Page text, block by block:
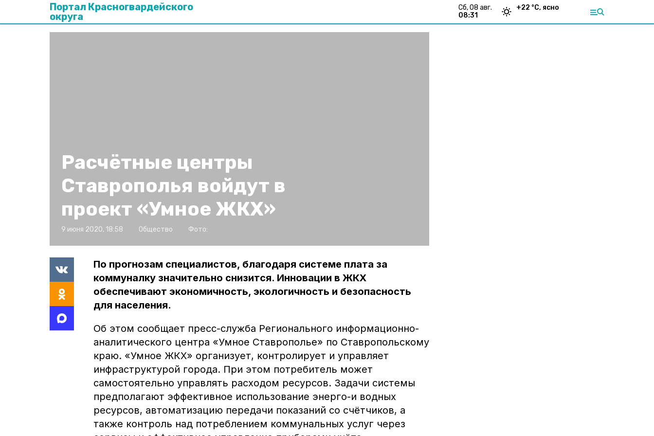
Портал Красногвардейского
округа
сб, 08 авг.
08:31
+22 °С, ясно
Расчётные центры
Ставрополья войдут в
проект «Умное ЖКХ»
9 июня 2020, 18:58 Общество Фото:
По прогнозам специалистов, благодаря системе плата за
коммуналку значительно снизится. Инновации в ЖКХ
обеспечивают экономичность, экологичность и безопасность
для населения.
Об этом сообщает пресс-служба Регионального информационно-
аналитического центра «Умное Ставрополье» по Ставропольскому
краю. «Умное ЖКХ» организует, контролирует и управляет
инфраструктурой города. При этом потребитель может
самостоятельно управлять расходом ресурсов. Задачи системы
предполагают эффективное использование энерго-и водных
ресурсов, автоматизацию передачи показаний со счётчиков, а
также контроль над потреблением коммунальных услуг через